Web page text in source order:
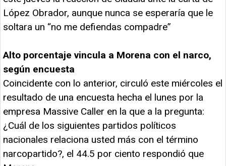
López Obrador, aunque nunca se esperaría que le
soltara un “no me defiendas compadre”
Alto porcentaje vincula a Morena con el narco,
según encuesta
Coincidente con lo anterior, circuló este miércoles el
resultado de una encuesta hecha el lunes por la
empresa Massive Caller en la que a la pregunta:
¿Cuál de los siguientes partidos políticos
nacionales relaciona usted más con el término
narcopartido?, el 44.5 por ciento respondió que